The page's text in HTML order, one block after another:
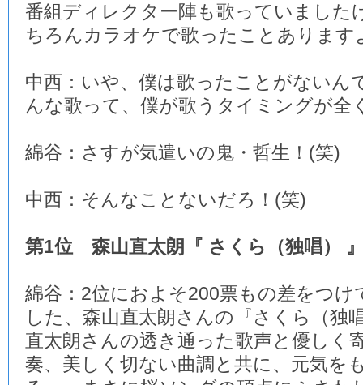
番組ディレクター陣も歌っていました
ちろんカラオケで歌ったことあります
中西：いや、僕は歌ったことがない
んな歌って、僕が歌うタイミングが全
綿谷：さすが気遣いの鬼・哲生！(笑)
中西：そんなことないだろ！(笑)
第1位 森山直太朗『 さくら（独唱）
綿谷：2位におよそ200票もの差をつけ
した、森山直太朗さんの『さくら（独
直太朗さんの透き通った歌声と優しく
奏、美しく切ない曲調と共に、元気を